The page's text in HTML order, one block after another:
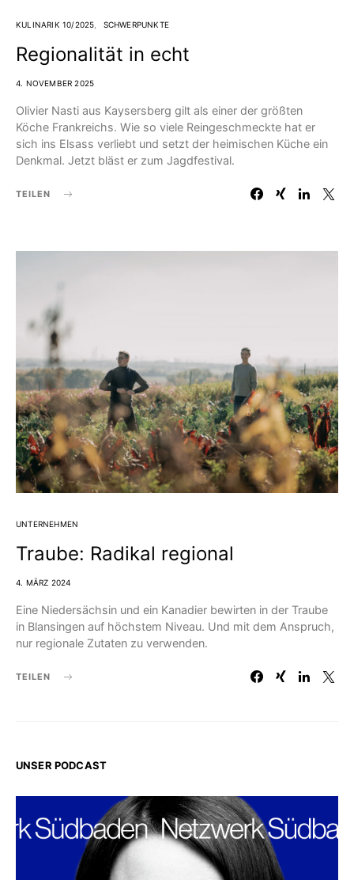
KULINARIK 10/2025 SCHWERPUNKTE
Regionalität in echt
4. NOVEMBER 2025
Olivier Nasti aus Kaysersberg gilt als einer der größten
Köche Frankreichs. Wie so viele Reingeschmeckte hat er
sich ins Elsass verliebt und setzt der heimischen Küche ein
Denkmal. Jetzt bläst er zum Jagdfestival.
TEILEN
UNTERNEHMEN
Traube: Radikal regional
4. MÄRZ 2024
Eine Niedersächsin und ein Kanadier bewirten in der Traube
in Blansingen auf höchstem Niveau. Und mit dem Anspruch,
nur regionale Zutaten zu verwenden.
TEILEN
UNSER PODCAST